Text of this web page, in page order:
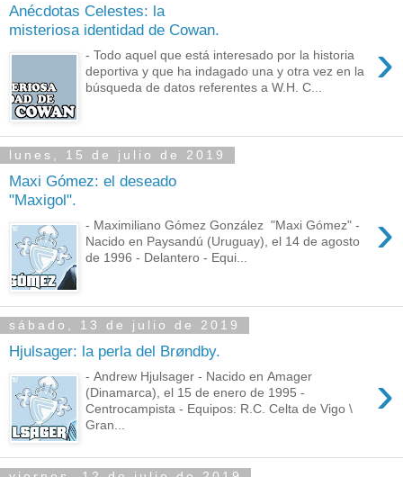
Anécdotas Celestes: la
misteriosa identidad de Cowan.
›
- Todo aquel que está interesado por la historia
deportiva y que ha indagado una y otra vez en la
búsqueda de datos referentes a W.H. C...
lunes, 15 de julio de 2019
Maxi Gómez: el deseado
"Maxigol".
›
- Maximiliano Gómez González "Maxi Gómez" -
Nacido en Paysandú (Uruguay), el 14 de agosto
de 1996 - Delantero - Equi...
sábado, 13 de julio de 2019
Hjulsager: la perla del Brøndby.
›
- Andrew Hjulsager - Nacido en Amager
(Dinamarca), el 15 de enero de 1995 -
Centrocampista - Equipos: R.C. Celta de Vigo \
Gran...